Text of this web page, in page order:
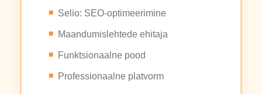
Selio: SEO-optimeerimine
Maandumislehtede ehitaja
Funktsionaalne pood
Professionaalne platvorm